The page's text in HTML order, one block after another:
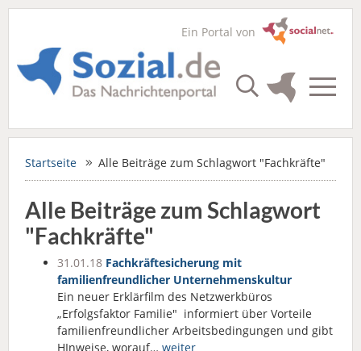
Ein Portal von
Startseite Alle Beiträge zum Schlagwort "Fachkräfte"
Alle Beiträge zum Schlagwort
"Fachkräfte"
31.01.18 Fachkräftesicherung mit
familienfreundlicher Unternehmenskultur
Ein neuer Erklärfilm des Netzwerkbüros
„Erfolgsfaktor Familie" informiert über Vorteile
familienfreundlicher Arbeitsbedingungen und gibt
HInweise, worauf… weiter